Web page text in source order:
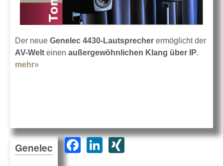
Der neue Genelec 4430-Lautsprecher ermöglicht der
AV-Welt einen außergewöhnlichen Klang über IP.
mehr»
Genelec
F
Li XI